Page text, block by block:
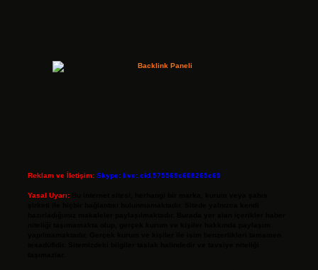
Reklam ve İletişim: Skype: live:.cid.575569c608265c69
Yasal Uyarı: